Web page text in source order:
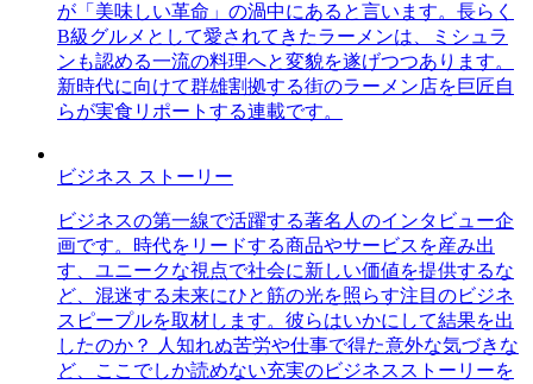
が「美味しい革命」の渦中にあると言います。長らく
B級グルメとして愛されてきたラーメンは、ミシュラ
ンも認める一流の料理へと変貌を遂げつつあります。
新時代に向けて群雄割拠する街のラーメン店を巨匠自
らが実食リポートする連載です。
ビジネス ストーリー
ビジネスの第一線で活躍する著名人のインタビュー企
画です。時代をリードする商品やサービスを産み出
す、ユニークな視点で社会に新しい価値を提供するな
ど、混迷する未来にひと筋の光を照らす注目のビジネ
スピープルを取材します。彼らはいかにして結果を出
したのか？ 人知れぬ苦労や仕事で得た意外な気づきな
ど、ここでしか読めない充実のビジネスストーリーを